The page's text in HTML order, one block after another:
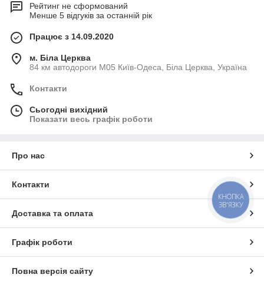
Рейтинг не сформований
Менше 5 відгуків за останній рік
Працює з 14.09.2020
м. Біла Церква
84 км автодороги М05 Київ-Одеса, Біла Церква, Україна
Контакти
Сьогодні вихідний
Показати весь графік роботи
Про нас
Контакти
Доставка та оплата
Графік роботи
Повна версія сайту
КНОПКА
ЗВ'ЯЗКУ